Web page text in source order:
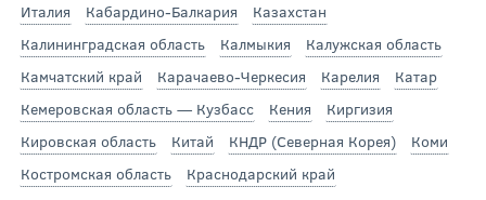
Италия
Кабардино-Балкария
Казахстан
Калининградская область
Калмыкия
Калужская область
Камчатский край
Карачаево-Черкесия Карелия
Катар
Кемеровская область — Кузбасс
Кения
Киргизия
Кировская область
Китай КНДР (Северная Корея)
Коми
Костромская область
Краснодарский край